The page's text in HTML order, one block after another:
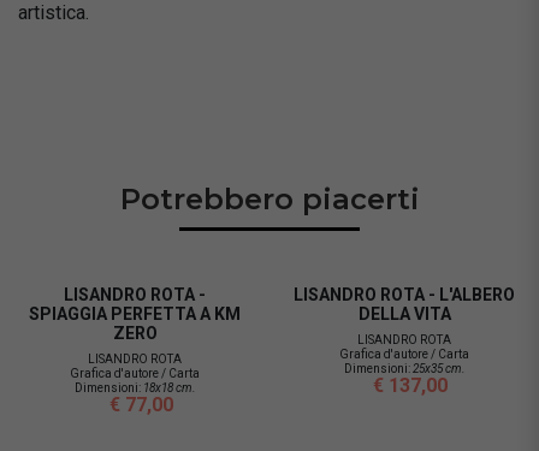
artistica.
Potrebbero piacerti
LISANDRO ROTA -
SPIAGGIA PERFETTA A KM
ZERO
LISANDRO ROTA
Grafica d'autore / Carta
Dimensioni: 18x18 cm.
€ 77,00
LISANDRO ROTA - L'ALBERO
DELLA VITA
LISANDRO ROTA
Grafica d'autore / Carta
Dimensioni: 25x35 cm.
€ 137,00